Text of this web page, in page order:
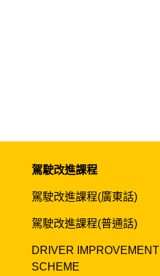
駕駛改進課程
駕駛改進課程(廣東話)
駕駛改進課程(普通話)
DRIVER IMPROVEMENT
SCHEME